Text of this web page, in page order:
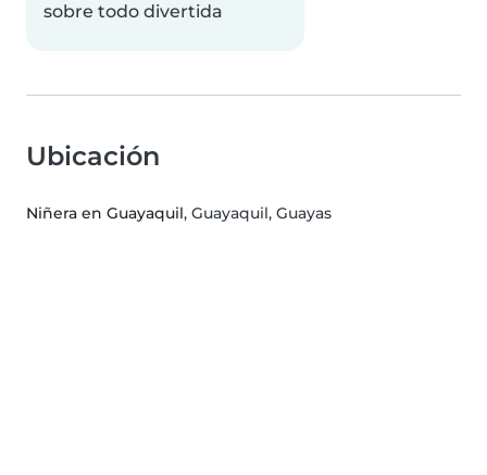
sobre todo divertida
Ubicación
Niñera en Guayaquil, Guayaquil, Guayas